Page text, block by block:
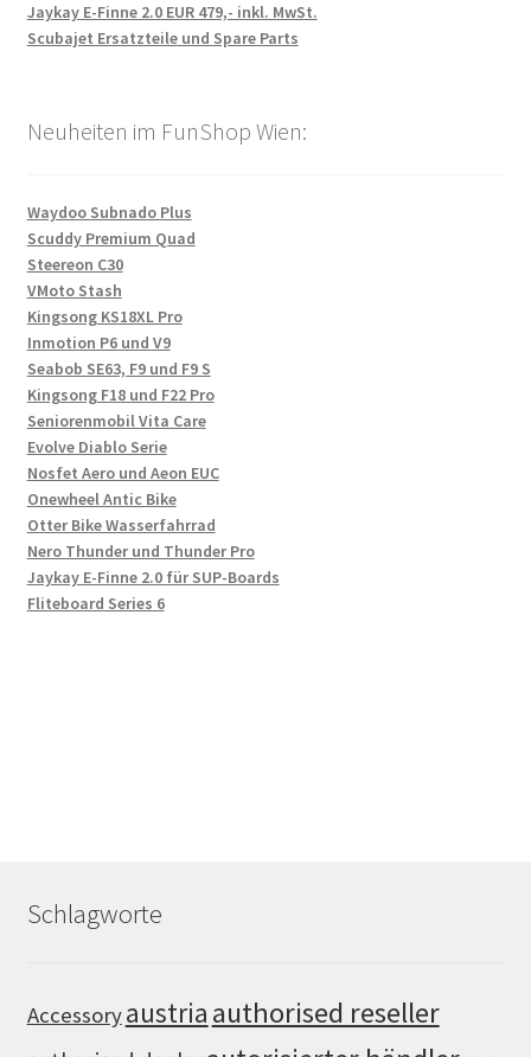
Jaykay E-Finne 2.0 EUR 479,- inkl. MwSt.
Scubajet Ersatzteile und Spare Parts
Neuheiten im FunShop Wien:
Waydoo Subnado Plus
Scuddy Premium Quad
Steereon C30
VMoto Stash
Kingsong KS18XL Pro
Inmotion P6 und V9
Seabob SE63, F9 und F9 S
Kingsong F18 und F22 Pro
Seniorenmobil Vita Care
Evolve Diablo Serie
Nosfet Aero und Aeon EUC
Onewheel Antic Bike
Otter Bike Wasserfahrrad
Nero Thunder und Thunder Pro
Jaykay E-Finne 2.0 für SUP-Boards
Fliteboard Series 6
Schlagworte
Accessoryaustria authorised reseller